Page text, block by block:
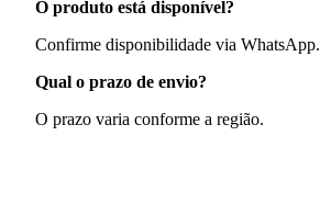
O produto está disponível?
Confirme disponibilidade via WhatsApp.
Qual o prazo de envio?
O prazo varia conforme a região.